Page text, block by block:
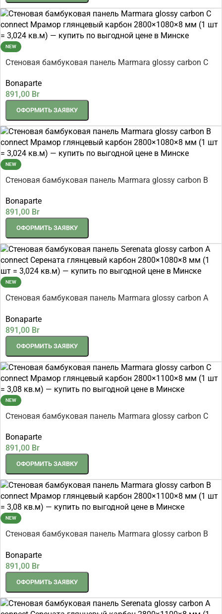
NEW
Стеновая бамбуковая панель Marmara glossy carbon C
шт = 3,024 кв.м)
Bonaparte
891,00 Br
ОФОРМИТЬ ЗАЯВКУ
NEW
Стеновая бамбуковая панель Marmara glossy carbon B
шт = 3,024 кв.м)
Bonaparte
891,00 Br
ОФОРМИТЬ ЗАЯВКУ
NEW
Стеновая бамбуковая панель Marmara glossy carbon A
шт = 3,024 кв.м)
Bonaparte
891,00 Br
ОФОРМИТЬ ЗАЯВКУ
NEW
Стеновая бамбуковая панель Marmara glossy carbon C
шт = 3,08 кв.м)
Bonaparte
891,00 Br
ОФОРМИТЬ ЗАЯВКУ
NEW
Стеновая бамбуковая панель Marmara glossy carbon B
шт = 3,08 кв.м)
Bonaparte
891,00 Br
ОФОРМИТЬ ЗАЯВКУ